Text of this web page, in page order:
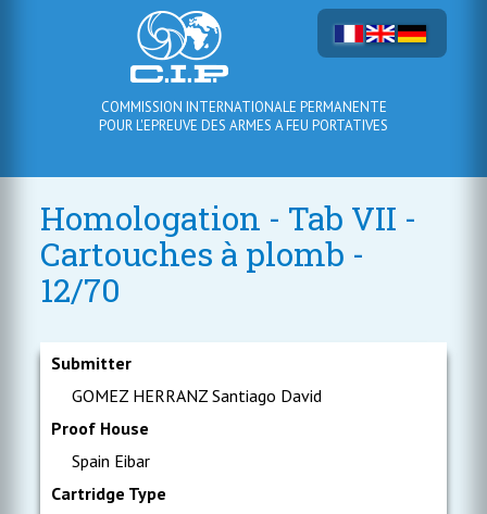
COMMISSION INTERNATIONALE PERMANENTE
POUR L'EPREUVE DES ARMES A FEU PORTATIVES
Homologation - Tab VII -
Cartouches à plomb -
12/70
Submitter
GOMEZ HERRANZ Santiago David
Proof House
Spain Eibar
Cartridge Type